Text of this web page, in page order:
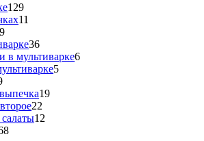
129
11
9
36
в мультиварке6
5
19
22
12